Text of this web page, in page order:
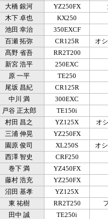
大橋 銀河 YZ250FX
木下 卓也
KX250
池田 幸治
350EXCF
百瀬 拓弥 CR125R
オ
髙野 省吾
RR2T200
新宮 浩平
250EXC
原 一平
TE250
尾坂 昌紀
CR125R
中川 満
300EXC
戸谷 正太郎
TE150i
村田 昌之 YZ125X
オ
三浦 伸晃
YZ250FX
園原 俊司 XL250S
オ
西澤 智史
CRF250
巻下 満
YZ450FX
藤村 浩充
YZ250FX
沼田 基孝
YZ125X
東 祐樹 RR2T250
田中 誠
TE250i